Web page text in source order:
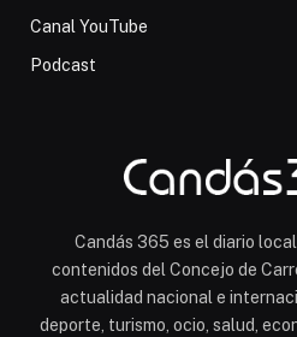
Canal YouTube
Podcast
Candás 365 es el diario
contenidos del Concejo de
actualidad nacional e
deporte, turismo, ocio, salud,